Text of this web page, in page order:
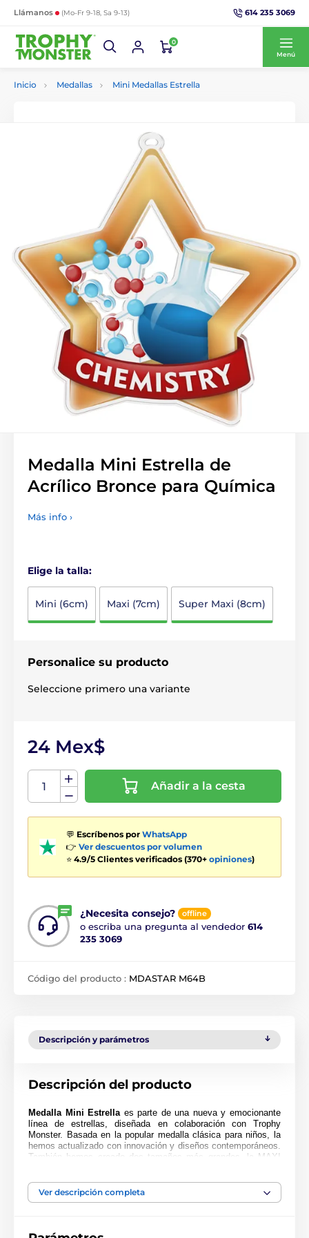
Llámanos (Mo-Fr 9-18, Sa 9-13) 614 235 3069
0
Menú
Inicio Medallas Mini Medallas Estrella
Medalla Mini Estrella de
Acrílico Bronce para Química
Más info ›
Elige la talla:
Mini (6cm) Maxi (7cm) Super Maxi (8cm)
Personalice su producto
Seleccione primero una variante
24 Mex$
Añadir a la cesta
💬 Escríbenos por WhatsApp
👉 Ver descuentos por volumen
⭐ 4.9/5 Clientes verificados (370+ opiniones)
¿Necesita consejo? offline
o escriba una pregunta al vendedor 614
235 3069
Código del producto : MDASTAR M64B
Descripción y parámetros
Descripción del producto
Medalla Mini Estrellaes parte de una nueva y emocionante
línea de estrellas, diseñada en colaboración con Trophy
Monster. Basada en la popular medalla clásica para niños, la
hemos actualizado con innovación y diseños contemporáneos.
También hemos creado dos tamaños más grandes, la MAXI
Cortada en una forma especial, esta medalla presenta una
impresión en color de alta calidad en el reverso del acrílico de
Ver descripción completa